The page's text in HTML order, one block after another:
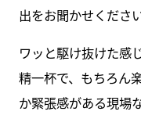
出をお聞かせください
ワッと駆け抜けた感
精一杯で、もちろん
か緊張感がある現場